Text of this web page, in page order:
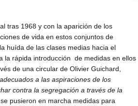
tras 1968 y con la aparición de los
de vida en estos conjuntos de
huída de las clases medias hacia el
la rápida introducción de medidas en ellos
de una circular de Olivier Guichard,
a las aspiraciones de los
contra la segregación a través de la
pusieron en marcha medidas para